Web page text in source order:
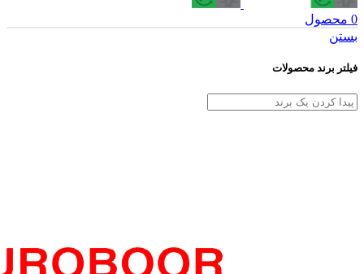
0 محصول
بستن
فیلتر برند محصولات